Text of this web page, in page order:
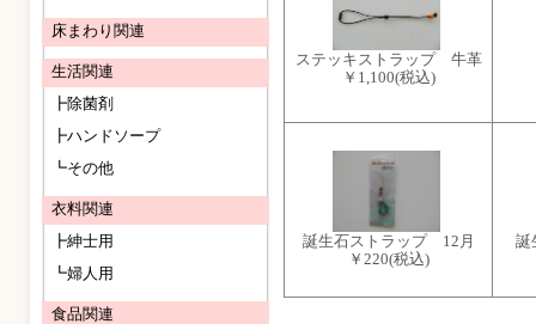
ステッキストラップ 牛革
￥1,100(税込)
誕生石ストラップ 12月
￥220(税込)
誕
床まわり関連
生活関連
┣除菌剤
┣ハンドソープ
┗その他
衣料関連
┣紳士用
┗婦人用
食品関連